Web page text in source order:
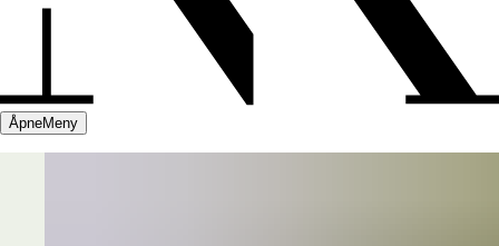
ÅpneMeny